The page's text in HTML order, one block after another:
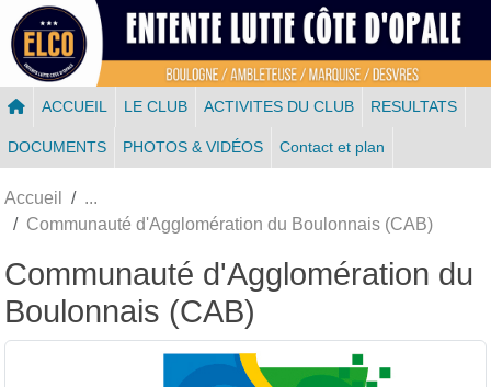
ACCUEIL LE CLUB ACTIVITES DU CLUB RESULTATS
DOCUMENTS PHOTOS & VIDÉOS Contact et plan
Accueil
Communauté d'Agglomération du Boulonnais (CAB)
Communauté d'Agglomération du
Boulonnais (CAB)
Panneau de gestion des cookies